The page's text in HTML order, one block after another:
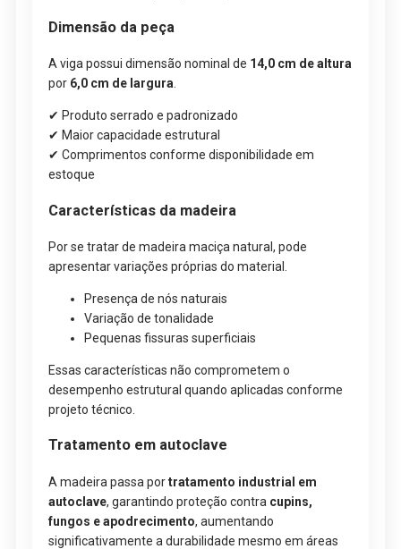
Dimensão da peça
A viga possui dimensão nominal de 14,0 cm de altura
por 6,0 cm de largura.
✔ Produto serrado e padronizado
✔ Maior capacidade estrutural
✔ Comprimentos conforme disponibilidade em
estoque
Características da madeira
Por se tratar de madeira maciça natural, pode
apresentar variações próprias do material.
Presença de nós naturais
Variação de tonalidade
Pequenas fissuras superficiais
Essas características não comprometem o
desempenho estrutural quando aplicadas conforme
projeto técnico.
Tratamento em autoclave
A madeira passa portratamento industrial em
autoclave, garantindo proteção contra cupins,
fungos e apodrecimento, aumentando
significativamente a durabilidade mesmo em áreas